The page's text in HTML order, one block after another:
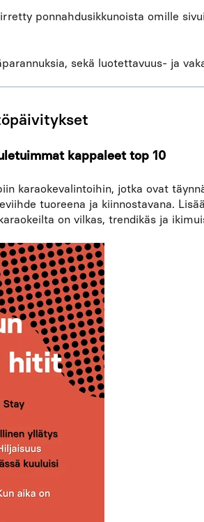
ponnahdusikkunoista omille
sekä luotettavuus- ja
kappaleet top 10
karaokevalintoihin, jotka ovat
tuoreena ja kiinnostavana.
on vilkas, trendikäs ja